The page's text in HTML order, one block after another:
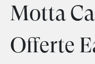
Motta
Offerte